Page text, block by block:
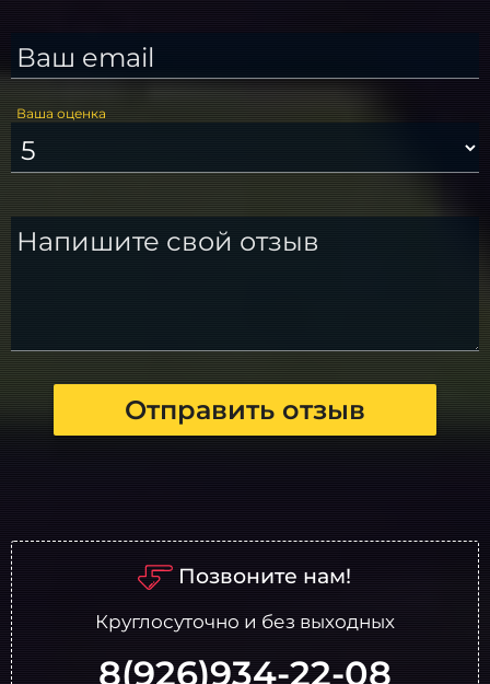
Ваш email
Ваша оценка
Напишите свой отзыв
Отправить отзыв
Позвоните нам!
Круглосуточно и без выходных
8(926)934-22-08